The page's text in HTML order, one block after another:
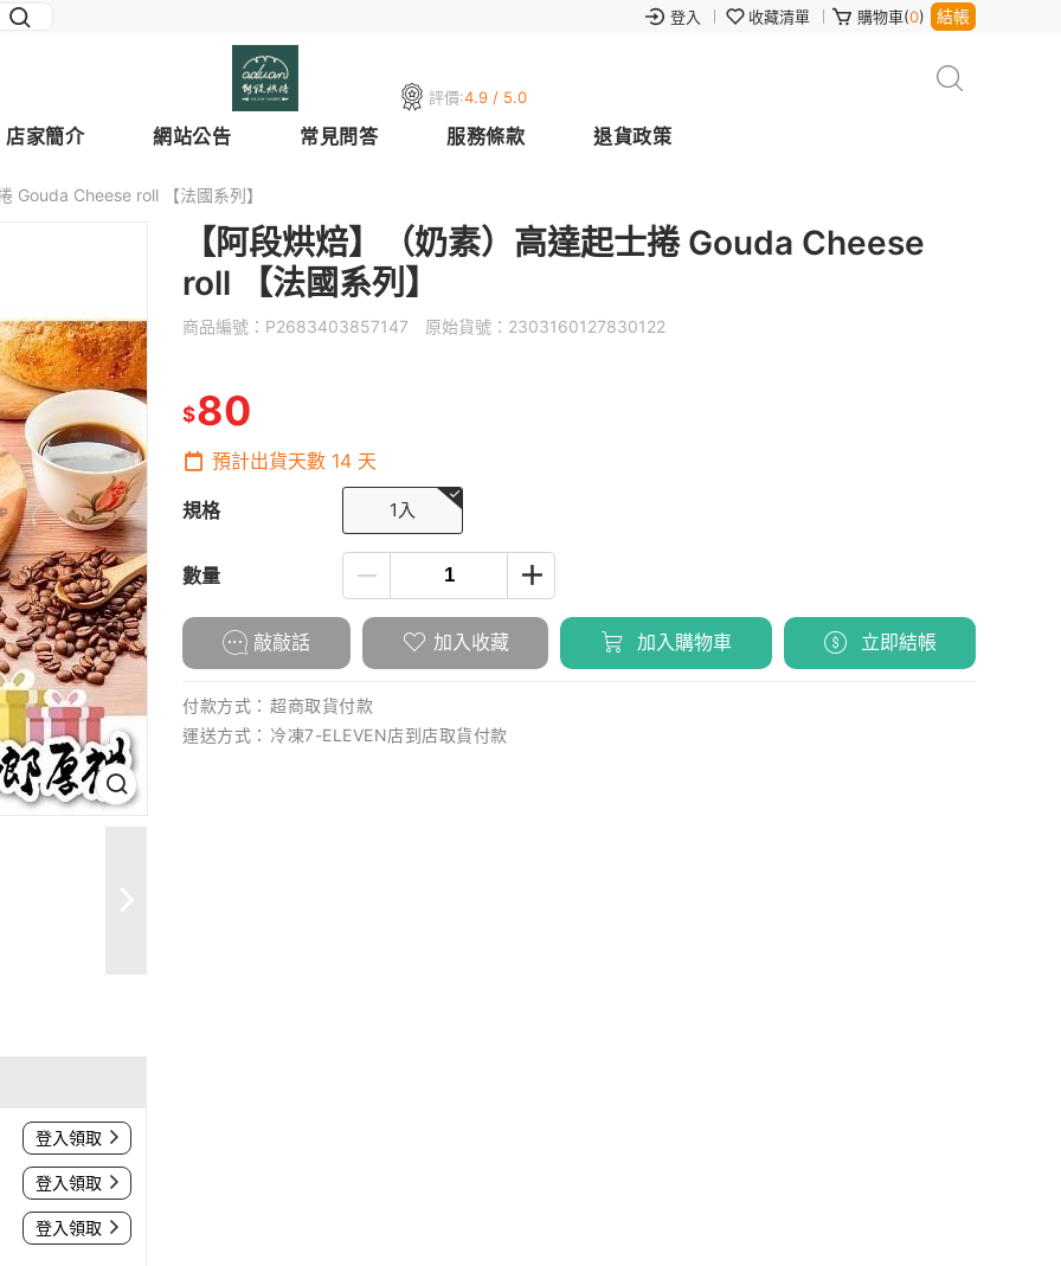
登入 收藏清單 購物車(0) 結帳
評價:4.9 / 5.0
店家簡介 網站公告 常見問答 服務條款 退貨政策
Gouda Cheese roll 【法國系列】
登入領取
登入領取
登入領取
【阿段烘焙】（奶素）高達起士捲 Gouda Cheese
roll 【法國系列】
商品編號： P2683403857147 原始貨號： 2303160127830122
$80
預計出貨天數 14 天
規格 1入
數量
敲敲話 加入收藏 加入購物車 立即結帳
付款方式： 超商取貨付款
運送方式： 冷凍7-ELEVEN店到店取貨付款